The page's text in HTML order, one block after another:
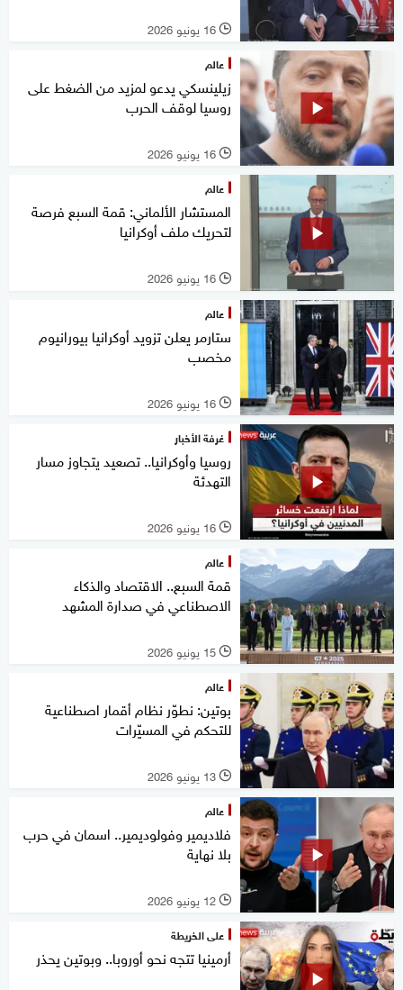
l 16 يونيو 2026
عالم
زيلينسكي يدعو لمزيد من الضغط على
روسيا لوقف الحرب
l 16 يونيو 2026
عالم
المستشار الألماني: قمة السبع فرصة
لتحريك ملف أوكرانيا
l 16 يونيو 2026
عالم
ستارمر يعلن تزويد أوكرانيا بيورانيوم
مخصب
l 16 يونيو 2026
غرفة الأخبار
روسيا وأوكرانيا.. تصعيد يتجاوز مسار
التهدئة
l 16 يونيو 2026
عالم
قمة السبع.. الاقتصاد والذكاء
الاصطناعي في صدارة المشهد
l 15 يونيو 2026
عالم
بوتين: نطوّر نظام أقمار اصطناعية
للتحكم في المسيّرات
l 13 يونيو 2026
عالم
فلاديمير وفولوديمير.. اسمان في حرب
بلا نهاية
l 12 يونيو 2026
على الخريطة
أرمينيا تتجه نحو أوروبا.. وبوتين يحذر